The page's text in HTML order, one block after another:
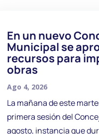
En un nuevo
Municipal se
recursos para
obras
Ago 4, 2026
La mañana de este
primera sesión del
agosto, instancia que